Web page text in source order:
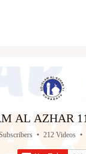
AL AZHAR
Surabaya
• 212 Videos •